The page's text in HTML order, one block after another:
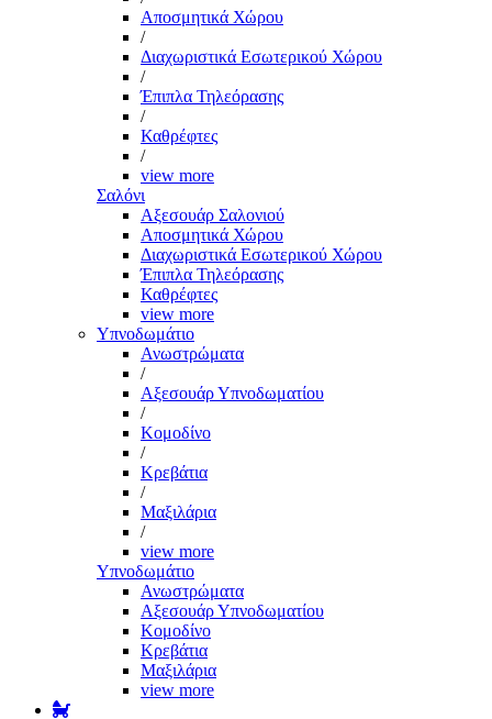
Αποσμητικά Χώρου
/
Διαχωριστικά Εσωτερικού Χώρου
/
Έπιπλα Τηλεόρασης
/
Καθρέφτες
/
view more
Σαλόνι
Αξεσουάρ Σαλονιού
Αποσμητικά Χώρου
Διαχωριστικά Εσωτερικού Χώρου
Έπιπλα Τηλεόρασης
Καθρέφτες
view more
Υπνοδωμάτιο
Ανωστρώματα
/
Αξεσουάρ Υπνοδωματίου
/
Κομοδίνο
/
Κρεβάτια
/
Μαξιλάρια
/
view more
Υπνοδωμάτιο
Ανωστρώματα
Αξεσουάρ Υπνοδωματίου
Κομοδίνο
Κρεβάτια
Μαξιλάρια
view more